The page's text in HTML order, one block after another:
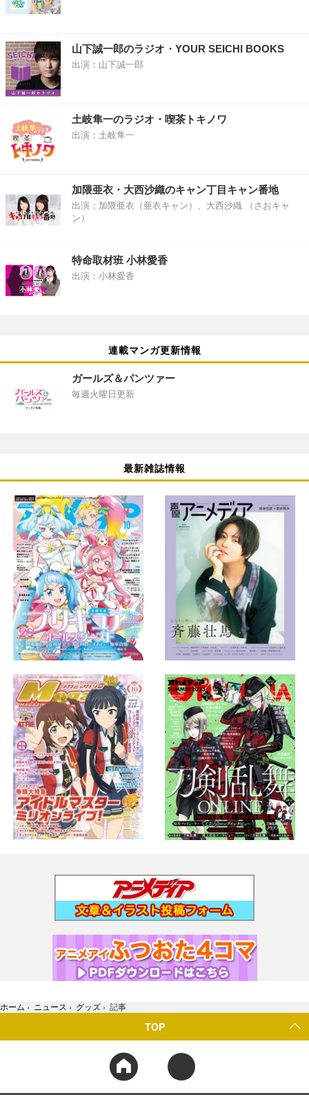
山下誠一郎のラジオ・YOUR SEICHI BOOKS
出演：山下誠一郎
土岐隼一のラジオ・喫茶トキノワ
出演：土岐隼一
加隈亜衣・大西沙織のキャン丁目キャン番地
出演：加隈亜衣（亜衣キャン）、大西沙織 （さおキャ
ン）
特命取材班 小林愛香
出演：小林愛香
連載マンガ更新情報
ガールズ＆パンツァー
毎週火曜日更新
最新雑誌情報
ホーム › ニュース › グッズ › 記事
TOP